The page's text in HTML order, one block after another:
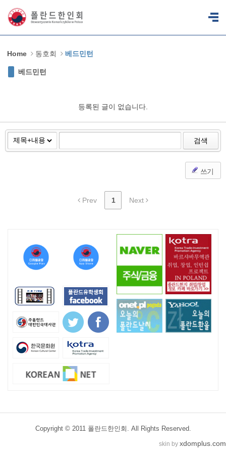
Home 동호회 베드민턴
베드민턴
등록된 글이 없습니다.
검색
쓰기
Prev 1 Next
Copyright © 2011 폴란드한인회. All Rights Reserved.
skin by xdomplus.com